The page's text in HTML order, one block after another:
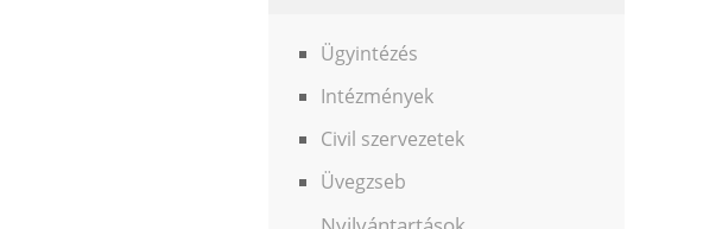
Ügyintézés
Intézmények
Civil szervezetek
Üvegzseb